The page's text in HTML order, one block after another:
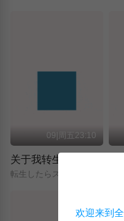
09|周五23:10
欢迎来到